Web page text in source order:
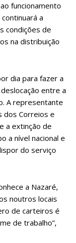
funcionamento
a
condições de
na distribuição
dia para fazer a
entre a
A representante
dos Correios e
a extinção de
a nível nacional e
do serviço
a Nazaré,
noutros locais
de carteiros é
de trabalho”,